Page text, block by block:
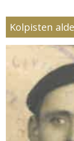
Kolpisten